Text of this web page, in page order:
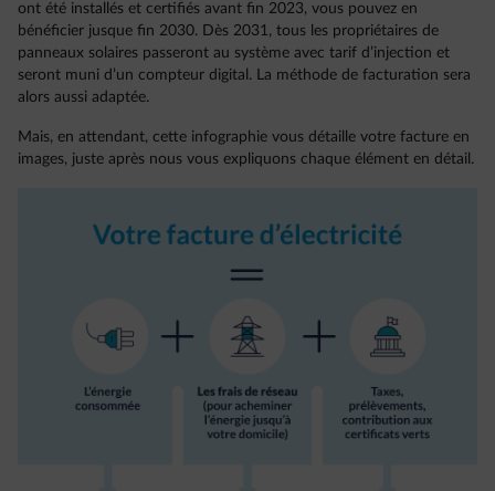
ont été installés et certifiés avant fin 2023, vous pouvez en
bénéficier jusque fin 2030. Dès 2031, tous les propriétaires de
panneaux solaires passeront au système avec tarif d’injection et
seront muni d’un compteur digital. La méthode de facturation sera
alors aussi adaptée.
Mais, en attendant, cette infographie vous détaille votre facture en
images, juste après nous vous expliquons chaque élément en détail.